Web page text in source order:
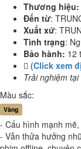
Thương hiệu:
Đến từ:
Xuất xứ:
Tình trạng:
Bảo hành: 12
(Click xem
Trải nghiệm
Màu sắc:
Vàng
- Cấu hình mạnh
- Vẫn thửa hưởng